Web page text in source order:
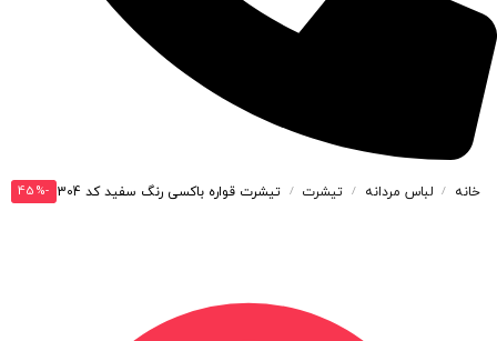
خانه / لباس مردانه / تیشرت / تیشرت قواره باکسی رنگ سفید کد T304 -45%